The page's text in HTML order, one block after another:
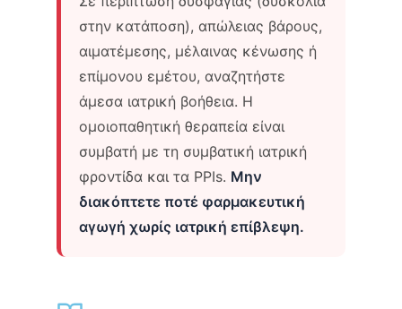
στην κατάποση), απώλειας βάρους,
αιματέμεσης, μέλαινας κένωσης ή
επίμονου εμέτου, αναζητήστε
άμεσα ιατρική βοήθεια. Η
ομοιοπαθητική θεραπεία είναι
συμβατή με τη συμβατική ιατρική
φροντίδα και τα PPIs. Μην
διακόπτετε ποτέ φαρμακευτική
αγωγή χωρίς ιατρική επίβλεψη.